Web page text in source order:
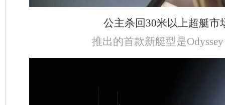
公主杀回30米以上超艇市
推出的首款新艇型是Odyssey